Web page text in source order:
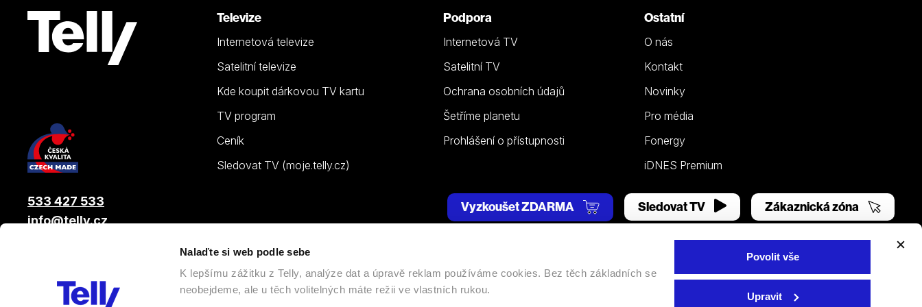
Nalaďte si web podle sebe
K lepšímu zážitku z Telly, analýze dat a úpravě reklam používáme cookies. Bez těch základních se
neobejdeme, ale u těch volitelných máte režii ve vlastních rukou.
Povolit vše
Upravit
Televize
Internetová televize
Satelitní televize
Kde koupit dárkovou TV kartu
TV program
Ceník
Sledovat TV (moje.telly.cz)
Podpora
Internetová TV
Satelitní TV
Ochrana osobních údajů
Šetříme planetu
Prohlášení o přístupnosti
Ostatní
O nás
Kontakt
Novinky
Pro média
Fonergy
iDNES Premium
533 427 533
info@telly.cz
Vyzkoušet ZDARMA Sledovat TV Zákaznická zóna
, člen skupiny LAMA ENERGY GROUP | Všechna práva vyhrazena. |Nastavení cookies